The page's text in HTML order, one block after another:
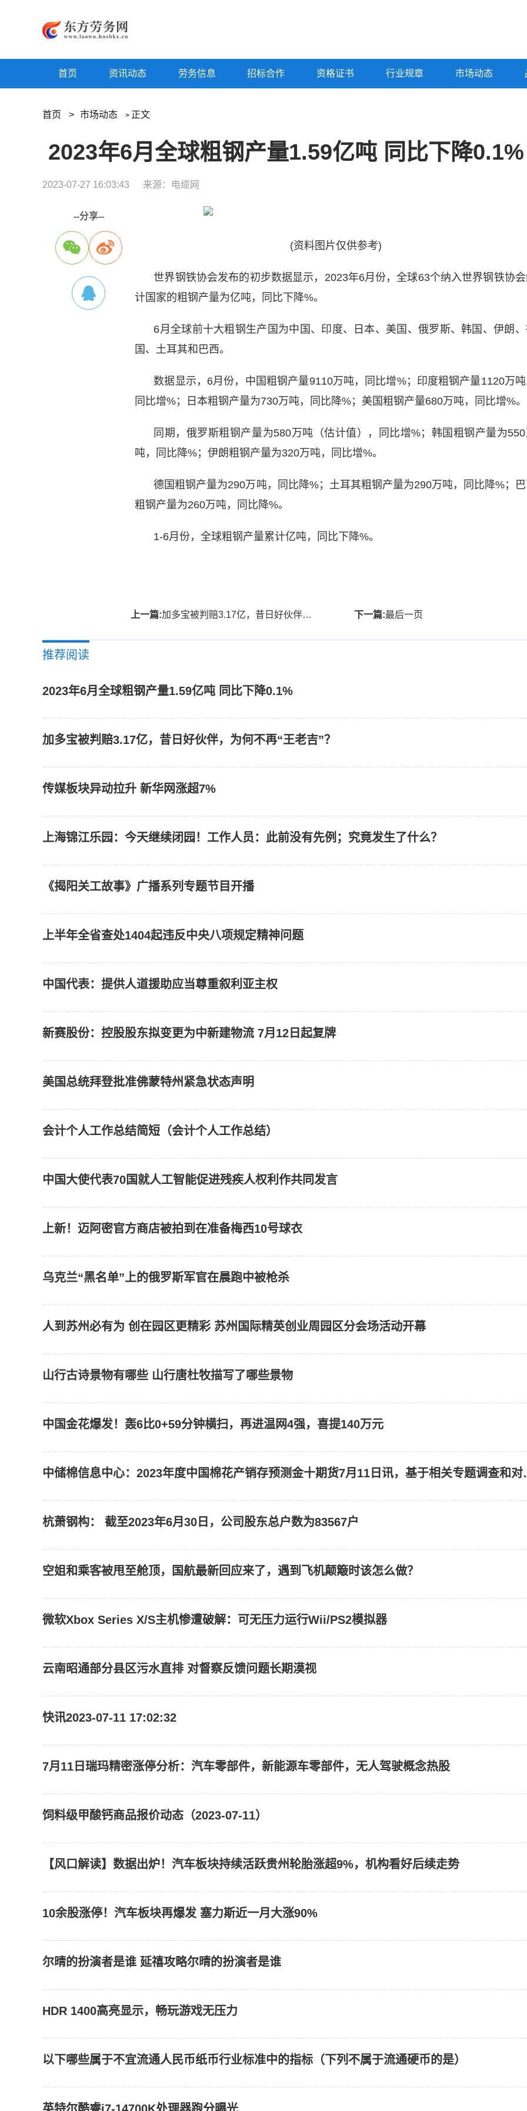
首页 资讯动态 劳务信息 招标合作 资格证书 行业规章 市场动态
首页 > 市场动态 > 正文
2023年6月全球粗钢产量1.59亿吨 同比下降0.1%
2023-07-27 16:03:43 来源：电缆网
--分享--
(资料图片仅供参考)
世界钢铁协会发布的初步数据显示，2023年6月份，全球63个纳入世界钢铁协
计国家的粗钢产量为亿吨，同比下降%。
6月全球前十大粗钢生产国为中国、印度、日本、美国、俄罗斯、韩国、伊朗
国、土耳其和巴西。
数据显示，6月份，中国粗钢产量9110万吨，同比增%；印度粗钢产量1120万
同比增%；日本粗钢产量为730万吨，同比降%；美国粗钢产量680万吨，同比增%。
同期，俄罗斯粗钢产量为580万吨（估计值），同比增%；韩国粗钢产量为
吨，同比降%；伊朗粗钢产量为320万吨，同比增%。
德国粗钢产量为290万吨，同比降%；土耳其粗钢产量为290万吨，同比降%；
粗钢产量为260万吨，同比降%。
1-6月份，全球粗钢产量累计亿吨，同比下降%。
上一篇:加多宝被判赔3.17亿，昔日好伙伴，为何不再“王老吉”？ 下一篇:最后一页
推荐阅读
2023年6月全球粗钢产量1.59亿吨 同比下降0.1%
加多宝被判赔3.17亿，昔日好伙伴，为何不再“王老吉”？
传媒板块异动拉升 新华网涨超7%
上海锦江乐园：今天继续闭园！工作人员：此前没有先例；究竟发生了什么？
《揭阳关工故事》广播系列专题节目开播
上半年全省查处1404起违反中央八项规定精神问题
中国代表：提供人道援助应当尊重叙利亚主权
新赛股份：控股股东拟变更为中新建物流 7月12日起复牌
美国总统拜登批准佛蒙特州紧急状态声明
会计个人工作总结简短（会计个人工作总结）
中国大使代表70国就人工智能促进残疾人权利作共同发言
上新！迈阿密官方商店被拍到在准备梅西10号球衣
乌克兰“黑名单”上的俄罗斯军官在晨跑中被枪杀
人到苏州必有为 创在园区更精彩 苏州国际精英创业周园区分会场活动开幕
山行古诗景物有哪些 山行唐杜牧描写了哪些景物
中国金花爆发！轰6比0+59分钟横扫，再进温网4强，喜提140万元
中储棉信息中心：2023年度中
杭萧钢构： 截至2023年6月30日，公司股东总户数为83567户
空姐和乘客被甩至舱顶，国航最新回应来了，遇到飞机颠簸时该怎么做？
微软Xbox Series X/S主机惨遭破解：可无压力运行Wii/PS2模拟器
云南昭通部分县区污水直排 对督察反馈问题长期漠视
快讯2023-07-11 17:02:32
7月11日瑞玛精密涨停分析：汽车零部件，新能源车零部件，无人驾驶概念热股
饲料级甲酸钙商品报价动态（2023-07-11）
【风口解读】数据出炉！汽车板块持续活跃贵州轮胎涨超9%，机构看好后续走势
10余股涨停！汽车板块再爆发 塞力斯近一月大涨90%
尔晴的扮演者是谁 延禧攻略尔晴的扮演者是谁
HDR 1400高亮显示，畅玩游戏无压力
以下哪些属于不宜流通人民币纸币行业标准中的指标（下列不属于流通硬币的是）